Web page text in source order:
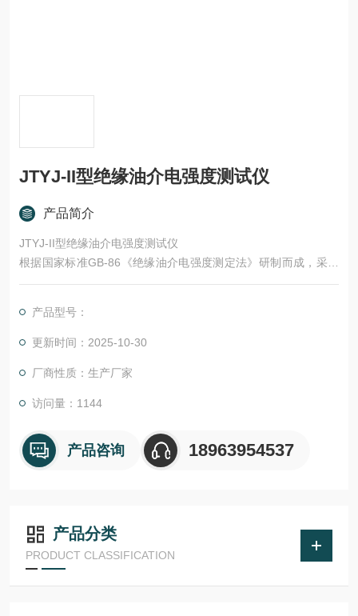
JTYJ-II型绝缘油介电强度测试仪
产品简介
JTYJ-II型绝缘油介电强度测试仪
根据国家标准GB-86《绝缘油介电强度测定法》研制而成，采用
微型计算机控制。自动升压、降压、搅拌，测试结果自动显示、
亦可按出口要求打印英文结果。
产品型号：
更新时间：2025-10-30
厂商性质：生产厂家
访问量：1144
产品咨询 18963954537
产品分类
PRODUCT CLASSIFICATION